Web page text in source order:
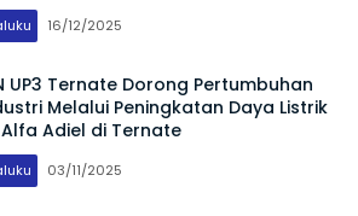
16/12/2025
UP3 Ternate Dorong Pertumbuhan
Melalui Peningkatan Daya Listrik
Alfa Adiel di Ternate
03/11/2025